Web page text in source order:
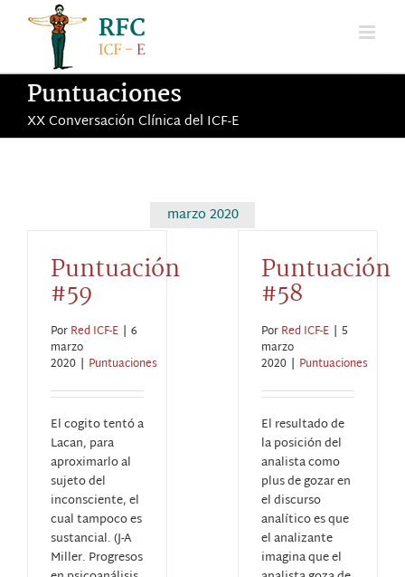
contenido
Puntuaciones
XX Conversación Clínica del ICF-E
marzo 2020
Puntuación
#59
PorRed ICF-E | 6
marzo
2020 | Puntuaciones
El cogito tentó a
Lacan, para
aproximarlo al
sujeto del
inconsciente, el
cual tampoco es
sustancial. (J-A
Miller. Progresos
Puntuación
#58
PorRed ICF-E | 5
marzo
2020 | Puntuaciones
El resultado de
la posición del
analista como
plus de gozar en
el discurso
analítico es que
el analizante
imagina que el